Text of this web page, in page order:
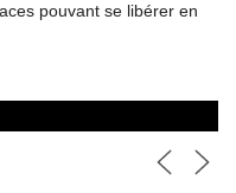
pouvant se libérer en